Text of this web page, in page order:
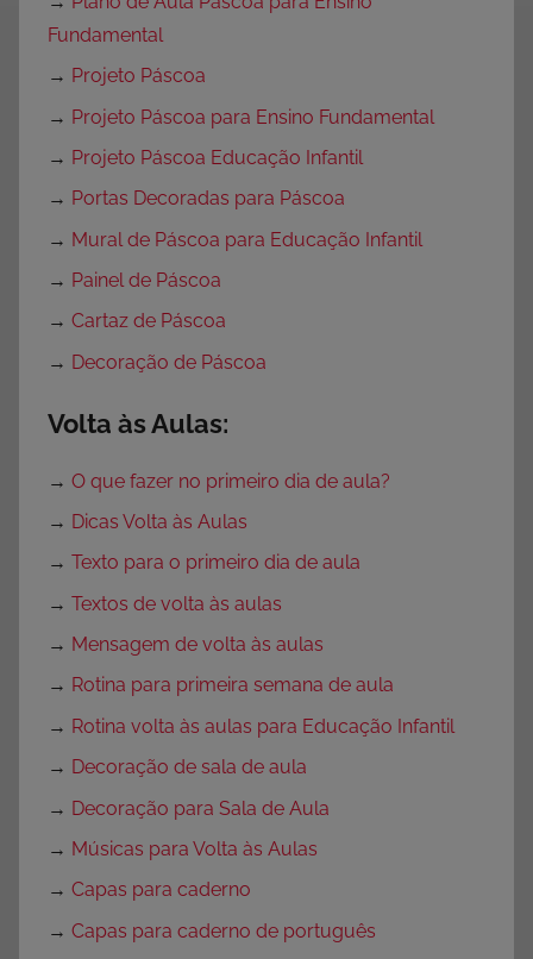
Fundamental
→ Projeto Páscoa
→ Projeto Páscoa para Ensino Fundamental
→ Projeto Páscoa Educação Infantil
→ Portas Decoradas para Páscoa
→ Mural de Páscoa para Educação Infantil
→ Painel de Páscoa
→ Cartaz de Páscoa
→ Decoração de Páscoa
Volta às Aulas:
→ O que fazer no primeiro dia de aula?
→ Dicas Volta às Aulas
→ Texto para o primeiro dia de aula
→ Textos de volta às aulas
→ Mensagem de volta às aulas
→ Rotina para primeira semana de aula
→ Rotina volta às aulas para Educação Infantil
→ Decoração de sala de aula
→ Decoração para Sala de Aula
→ Músicas para Volta às Aulas
→ Capas para caderno
→ Capas para caderno de português